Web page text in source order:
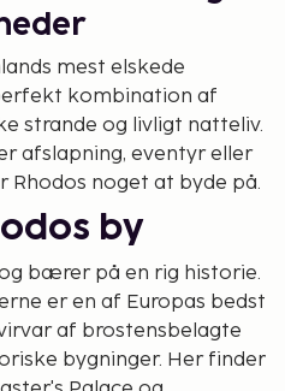
mest elskede
kombination af
strande og livligt natteliv.
afslapning, eventyr eller
Rhodos noget at byde på.
by
bærer på en rig historie.
er en af Europas bedst
af brostensbelagte
bygninger. Her finder